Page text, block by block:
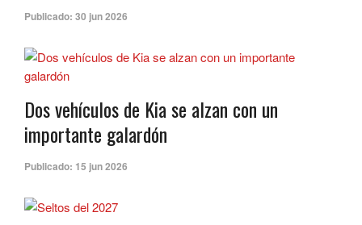
Publicado: 30 jun 2026
Dos vehículos de Kia se alzan con un
importante galardón
Publicado: 15 jun 2026